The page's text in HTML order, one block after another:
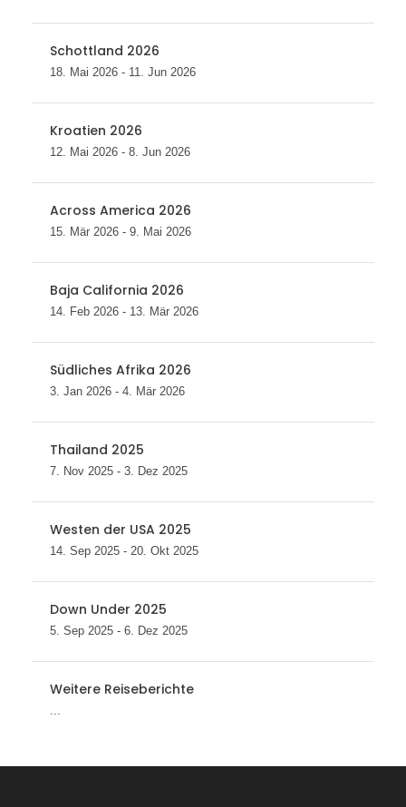
Schottland 2026
18. Mai 2026 - 11. Jun 2026
Kroatien 2026
12. Mai 2026 - 8. Jun 2026
Across America 2026
15. Mär 2026 - 9. Mai 2026
Baja California 2026
14. Feb 2026 - 13. Mär 2026
Südliches Afrika 2026
3. Jan 2026 - 4. Mär 2026
Thailand 2025
7. Nov 2025 - 3. Dez 2025
Westen der USA 2025
14. Sep 2025 - 20. Okt 2025
Down Under 2025
5. Sep 2025 - 6. Dez 2025
Weitere Reiseberichte